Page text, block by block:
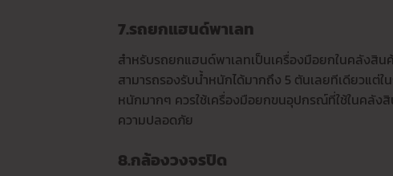
7.รถยกแฮนด์พาเลท
สำหรับรถยกแฮนด์พาเลทเป็นเครื่องมือยกในคลังสิ
สามารถรองรับน้ำหนักได้มากถึง 5 ตันเลยทีเดียวแ
หนักมากๆ ควรใช้เครื่องมือยกขนอุปกรณ์ที่ใช้ในคลั
ความปลอดภัย
8.กล้องวงจรปิด